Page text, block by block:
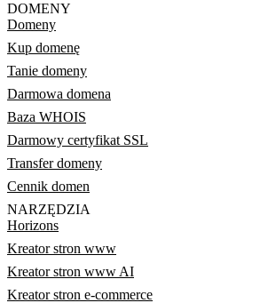
DOMENY
Domeny
Kup domenę
Tanie domeny
Darmowa domena
Baza WHOIS
Darmowy certyfikat SSL
Transfer domeny
Cennik domen
NARZĘDZIA
Horizons
Kreator stron www
Kreator stron www AI
Kreator stron e-commerce